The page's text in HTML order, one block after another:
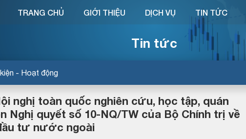
Tin tức
- Hoạt động
TRANG CHỦ GIỚI THIỆU DỊCH VỤ TIN TỨC
nghị toàn quốc nghiên cứu, học tập, quán
Nghị quyết số 10-NQ/TW của Bộ Chính trị về
tư nước ngoài